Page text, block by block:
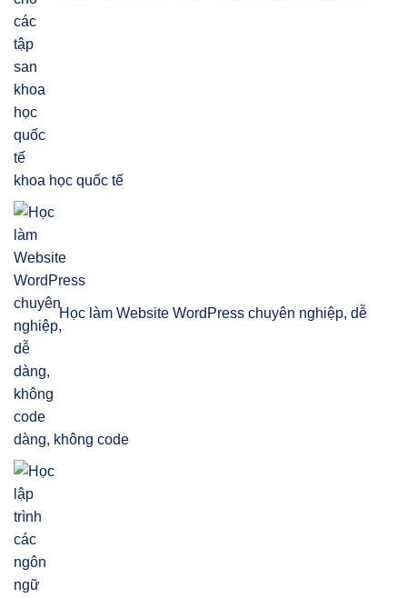
khoa học quốc tế
Học làm Website WordPress chuyên nghiệp, dễ
dàng, không code